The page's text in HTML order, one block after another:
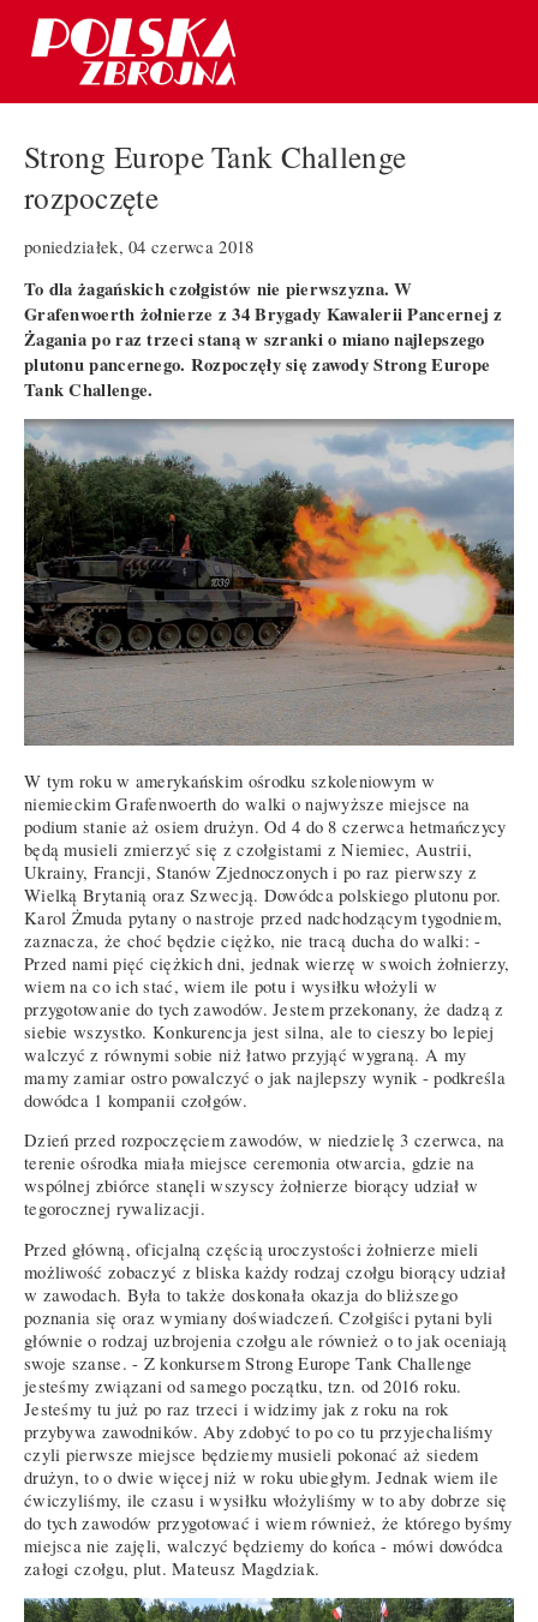
Strong Europe Tank Challenge
rozpoczęte
poniedziałek, 04 czerwca 2018
To dla żagańskich czołgistów nie pierwszyzna. W
Grafenwoerth żołnierze z 34 Brygady Kawalerii Pancernej z
Żagania po raz trzeci staną w szranki o miano najlepszego
plutonu pancernego. Rozpoczęły się zawody Strong Europe
Tank Challenge.
W tym roku w amerykańskim ośrodku szkoleniowym w
niemieckim Grafenwoerth do walki o najwyższe miejsce na
podium stanie aż osiem drużyn. Od 4 do 8 czerwca hetmańczycy
będą musieli zmierzyć się z czołgistami z Niemiec, Austrii,
Ukrainy, Francji, Stanów Zjednoczonych i po raz pierwszy z
Wielką Brytanią oraz Szwecją. Dowódca polskiego plutonu por.
Karol Żmuda pytany o nastroje przed nadchodzącym tygodniem,
zaznacza, że choć będzie ciężko, nie tracą ducha do walki: -
Przed nami pięć ciężkich dni, jednak wierzę w swoich żołnierzy,
wiem na co ich stać, wiem ile potu i wysiłku włożyli w
przygotowanie do tych zawodów. Jestem przekonany, że dadzą z
siebie wszystko. Konkurencja jest silna, ale to cieszy bo lepiej
walczyć z równymi sobie niż łatwo przyjąć wygraną. A my
mamy zamiar ostro powalczyć o jak najlepszy wynik - podkreśla
dowódca 1 kompanii czołgów.
Dzień przed rozpoczęciem zawodów, w niedzielę 3 czerwca, na
terenie ośrodka miała miejsce ceremonia otwarcia, gdzie na
wspólnej zbiórce stanęli wszyscy żołnierze biorący udział w
tegorocznej rywalizacji.
Przed główną, oficjalną częścią uroczystości żołnierze mieli
możliwość zobaczyć z bliska każdy rodzaj czołgu biorący udział
w zawodach. Była to także doskonała okazja do bliższego
poznania się oraz wymiany doświadczeń. Czołgiści pytani byli
głównie o rodzaj uzbrojenia czołgu ale również o to jak oceniają
swoje szanse. - Z konkursem Strong Europe Tank Challenge
jesteśmy związani od samego początku, tzn. od 2016 roku.
Jesteśmy tu już po raz trzeci i widzimy jak z roku na rok
przybywa zawodników. Aby zdobyć to po co tu przyjechaliśmy
czyli pierwsze miejsce będziemy musieli pokonać aż siedem
drużyn, to o dwie więcej niż w roku ubiegłym. Jednak wiem ile
ćwiczyliśmy, ile czasu i wysiłku włożyliśmy w to aby dobrze się
do tych zawodów przygotować i wiem również, że którego byśmy
miejsca nie zajęli, walczyć będziemy do końca - mówi dowódca
załogi czołgu, plut. Mateusz Magdziak.